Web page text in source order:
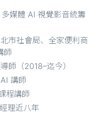
媒體 AI 視覺影音統籌
市社會局、全家便利商
師
師（2018–迄今）
講師
程講師
理近八年